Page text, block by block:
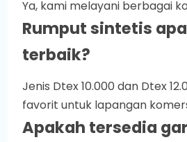
Ya, kami melayani berbagai
Rumput sintetis
terbaik?
Jenis Dtex 10.000 dan Dtex
favorit untuk lapangan
Apakah tersedia